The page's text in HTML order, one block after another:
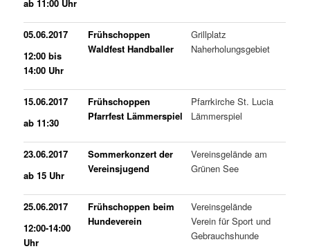
ab 11:00 Uhr
05.06.2017
12:00 bis
14:00 Uhr
Frühschoppen
Waldfest Handballer
Grillplatz
Naherholungsgebiet
15.06.2017
ab 11:30
Frühschoppen
Pfarrfest Lämmerspiel
Pfarrkirche St. Lucia
Lämmerspiel
23.06.2017
ab 15 Uhr
Sommerkonzert der
Vereinsjugend
Vereinsgelände am
Grünen See
25.06.2017
12:00-14:00
Uhr
Frühschoppen beim
Hundeverein
Vereinsgelände
Verein für Sport und
Gebrauchshunde